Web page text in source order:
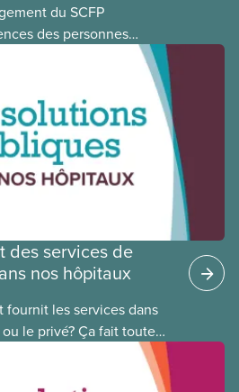
du SCFP
des personnes
et de célébrer
présentons des membres
justice raciale et du
L’article de ce
membre du Comité
des services de
nos hôpitaux
les services dans
le privé? Ça fait toute
public coûte moins cher,
à l’intérêt public.